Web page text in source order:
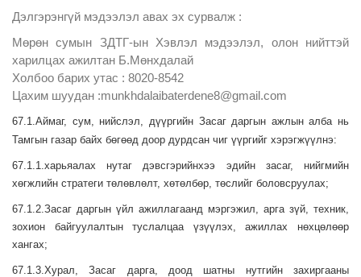
Дэлгэрэнгүй мэдээлэл авах эх сурвалж :
Мөрөн сумын ЗДТГ-ын Хэвлэл мэдээлэл, олон нийттэй
харилцах ажилтан Б.Мөнхдалай
Холбоо барих утас : 8020-8542
Цахим шуудан :munkhdalaibaterdene8@gmail.com
67.1.Аймаг, сум, нийслэл, дүүргийн Засаг даргын ажлын алба нь
Тамгын газар байх бөгөөд доор дурдсан чиг үүргийг хэрэгжүүлнэ:
67.1.1.харьяалах нутаг дэвсгэрийнхээ эдийн засаг, нийгмийн
хөгжлийн стратеги төлөвлөлт, хөтөлбөр, төслийг боловсруулах;
67.1.2.Засаг даргын үйл ажиллагаанд мэргэжил, арга зүй, техник,
зохион байгуулалтын туслалцаа үзүүлэх, ажиллах нөхцөлөөр
хангах;
67.1.3.Хурал, Засаг дарга, доод шатны нутгийн захиргааны